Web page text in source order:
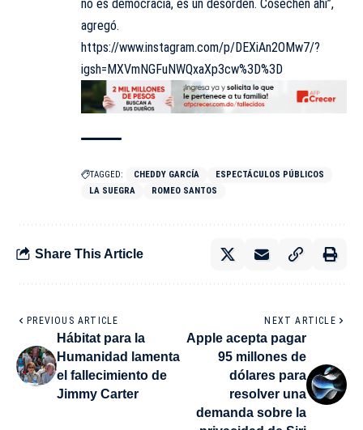
no es democracia, es un desorden. Cosechen ahí”,
agregó.
https://www.instagram.com/p/DEXiAn2OMw7/?
igsh=MXVmNGFuNWQxaXp3cw%3D%3D
TAGGED: CHEDDY GARCÍA
ESPECTÁCULOS PÚBLICOS
LA SUEGRA
ROMEO SANTOS
Share This Article
PREVIOUS ARTICLE
Hábitat para la
Humanidad lamenta
el fallecimiento de
Jimmy Carter
NEXT ARTICLE
Apple acepta pagar
95 millones de
dólares para
resolver una
demanda sobre la